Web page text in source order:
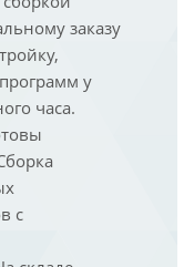
заказу
у
часа.
с